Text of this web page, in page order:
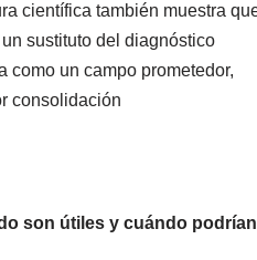
científica también muestra
sustituto del diagnóstico
como un campo prometedor,
consolidación
son útiles y cuándo podrían